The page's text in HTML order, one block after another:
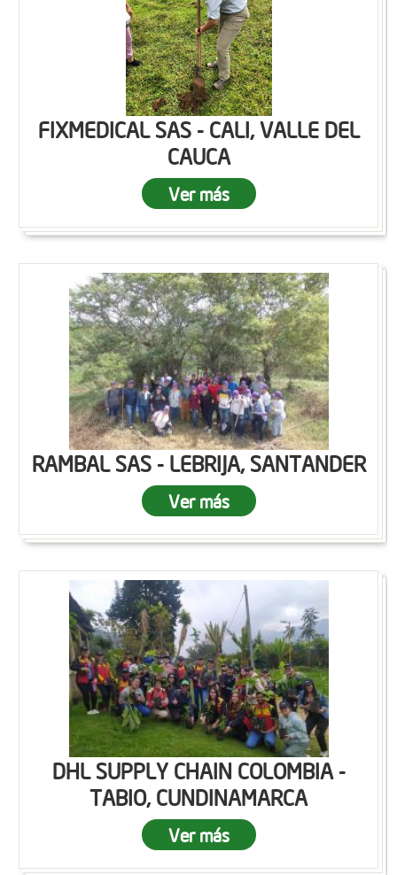
FIXMEDICAL SAS - CALI, VALLE DEL
CAUCA
Ver más
RAMBAL SAS - LEBRIJA, SANTANDER
Ver más
DHL SUPPLY CHAIN COLOMBIA -
TABIO, CUNDINAMARCA
Ver más